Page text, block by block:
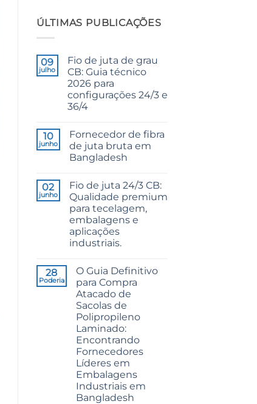
ÚLTIMAS PUBLICAÇÕES
09
julho
Fio de juta de grau
CB: Guia técnico
2026 para
configurações 24/3 e
36/4
em
CB
Grade
Jute
Technical
2026
Guide
to
24/3
and
36/4
Configurations
10
junho
Fornecedor de fibra
de juta bruta em
Bangladesh
em
Raw
Jute
Fibre
Supplier
Bangladesh
02
junho
Fio de juta 24/3 CB:
Qualidade premium
para tecelagem,
embalagens e
aplicações
industriais.
em
24/3
CB
Grade
Jute
Yarn:
Premium
Quality
for
Weaving,
Packaging
and
Industrial
Applications
28
Poderia
O Guia Definitivo
para Compra
Atacado de
Sacolas de
Polipropileno
Laminado:
Encontrando
Fornecedores
Líderes em
Embalagens
Industriais em
Bangladesh